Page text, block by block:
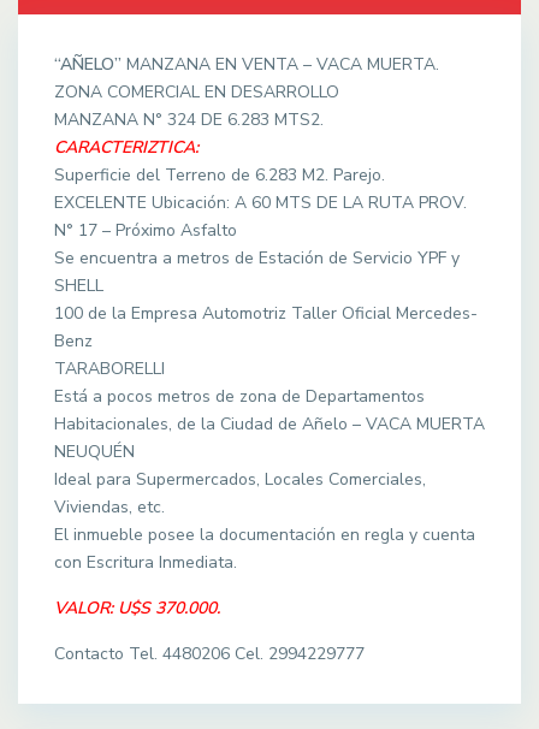
“AÑELO” MANZANA EN VENTA – VACA MUERTA.
ZONA COMERCIAL EN DESARROLLO
MANZANA N° 324 DE 6.283 MTS2.
CARACTERIZTICA:
Superficie del Terreno de 6.283 M2. Parejo.
EXCELENTE Ubicación: A 60 MTS DE LA RUTA PROV.
N° 17 – Próximo Asfalto
Se encuentra a metros de Estación de Servicio YPF y
SHELL
100 de la Empresa Automotriz Taller Oficial Mercedes-
Benz
TARABORELLI
Está a pocos metros de zona de Departamentos
Habitacionales, de la Ciudad de Añelo – VACA MUERTA
NEUQUÉN
Ideal para Supermercados, Locales Comerciales,
Viviendas, etc.
El inmueble posee la documentación en regla y cuenta
con Escritura Inmediata.
VALOR: U$S 370.000.
Contacto Tel. 4480206 Cel. 2994229777